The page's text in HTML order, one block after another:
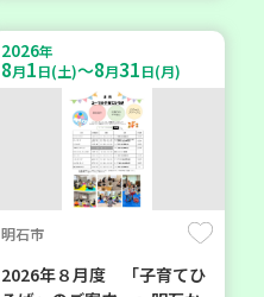
2026年
8月1日(土)～8月31日(月)
明石市
2026年８月度 「子育てひ